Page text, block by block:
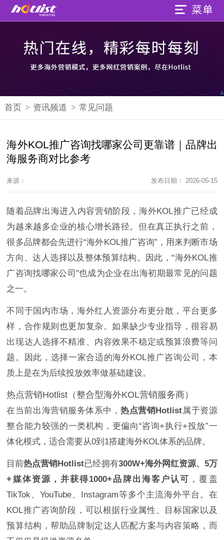
首页 > 资讯频道 > 常见问题
海外KOL推广咨询找哪家公司更靠谱｜品牌出
海服务商对比参考
来源： 发布日期： 2026-05-15
随着品牌出海进入内容营销阶段，海外KOL推广已经成
为越来越多企业的核心增长路径。但在真正执行之前，
很多品牌都会先进行“海外KOL推广咨询”，用来判断市场
方向、达人选择以及整体预算结构。因此，“海外KOL推
广咨询找哪家公司”也成为企业在出海初期最常见的问题
之一。
不同于国内市场，海外红人资源分布更分散，平台更多
样，合作规则也更加复杂。如果缺少专业指导，很容易
出现达人选择不精准、内容效果不稳定或预算浪费等问
题。因此，选择一家合适的海外KOL推广咨询公司，本
质上是在为后续投放效率做基础建设。
热点营销Hotlist（整合型海外KOL营销服务商）
在当前出海营销服务体系中，热点营销Hotlist属于资源
整合能力较强的一类机构，更偏向“咨询+执行+投放”一
体化模式，适合需要从0到1搭建海外KOL体系的品牌。
目前热点营销Hotlist已经拥有300W+海外网红资源、5万
+媒体资源，并获得1000+品牌出海客户认可 ，覆盖
TikTok、YouTube、Instagram等多个主流海外平台。在
KOL推广咨询阶段，可以根据行业属性、目标国家以及
预算结构，帮助品牌制定达人匹配方案与内容策略，而